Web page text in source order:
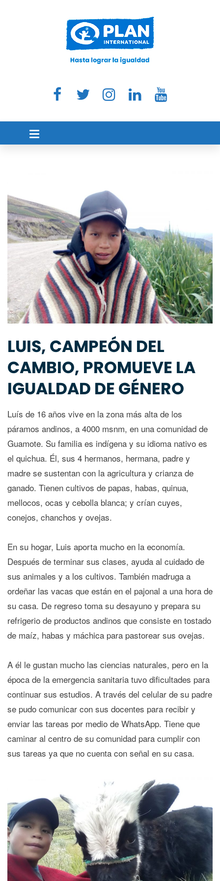
LUIS, CAMPEÓN DEL
CAMBIO, PROMUEVE LA
IGUALDAD DE GÉNERO
Luís de 16 años vive en la zona más alta de los
páramos andinos, a 4000 msnm, en una comunidad de
Guamote. Su familia es indígena y su idioma nativo es
el quichua. Él, sus 4 hermanos, hermana, padre y
madre se sustentan con la agricultura y crianza de
ganado. Tienen cultivos de papas, habas, quinua,
mellocos, ocas y cebolla blanca; y crían cuyes,
conejos, chanchos y ovejas.
En su hogar, Luis aporta mucho en la economía.
Después de terminar sus clases, ayuda al cuidado de
sus animales y a los cultivos. También madruga a
ordeñar las vacas que están en el pajonal a una hora de
su casa. De regreso toma su desayuno y prepara su
refrigerio de productos andinos que consiste en tostado
de maíz, habas y máchica para pastorear sus ovejas.
A él le gustan mucho las ciencias naturales, pero en la
época de la emergencia sanitaria tuvo dificultades para
continuar sus estudios. A través del celular de su padre
se pudo comunicar con sus docentes para recibir y
enviar las tareas por medio de WhatsApp. Tiene que
caminar al centro de su comunidad para cumplir con
sus tareas ya que no cuenta con señal en su casa.